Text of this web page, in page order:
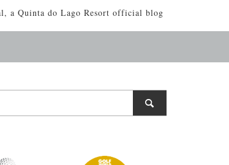
a Quinta do Lago Resort official blog